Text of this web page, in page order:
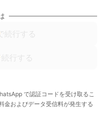
続行する
行する
で認証コードを受け取るこ
金およびデータ受信料が発生する